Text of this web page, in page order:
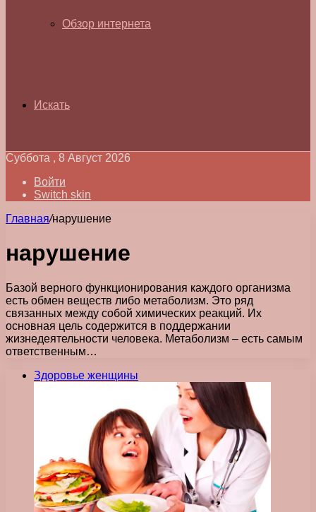
Обзор интернета
Искать
Суббота , 8 Август 2026
Войти
Switch skin
Главная/нарушение
нарушение
Базой верного функционирования каждого организма
есть обмен веществ либо метаболизм. Это ряд
связанных между собой химических реакций. Их
основная цель содержится в поддержании
жизнедеятельности человека. Метаболизм – есть самым
ответственным…
Здоровье женщины